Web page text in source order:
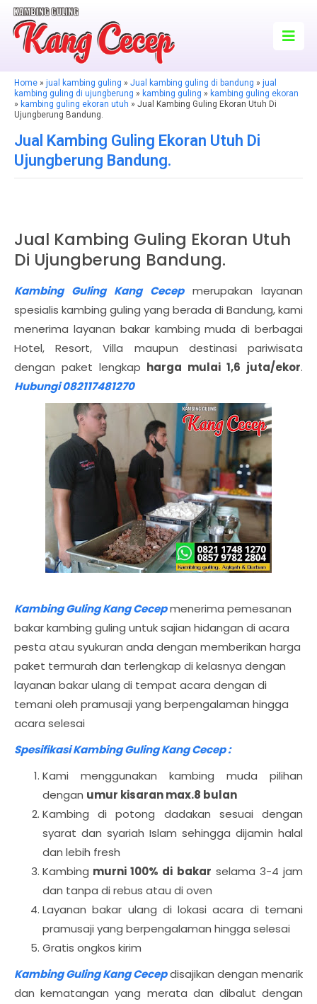
Home » jual kambing guling » Jual kambing guling di bandung » jual
kambing guling di ujungberung » kambing guling » kambing guling ekoran
» kambing guling ekoran utuh » Jual Kambing Guling Ekoran Utuh Di
Ujungberung Bandung.
Jual Kambing Guling Ekoran Utuh Di
Ujungberung Bandung.
Jual Kambing Guling Ekoran Utuh
Di Ujungberung Bandung.
Kambing Guling Kang Cecepmerupakan layanan
spesialis kambing guling yang berada di Bandung, kami
menerima layanan bakar kambing muda di berbagai
Hotel, Resort, Villa maupun destinasi pariwisata
dengan paket lengkap harga mulai 1,6 juta/ekor.
Hubungi 082117481270
Kambing Guling Kang Cecepmenerima pemesanan
bakar kambing guling untuk sajian hidangan di acara
pesta atau syukuran anda dengan memberikan harga
paket termurah dan terlengkap di kelasnya dengan
layanan bakar ulang di tempat acara dengan di
temani oleh pramusaji yang berpengalaman hingga
acara selesai
Spesifikasi Kambing Guling Kang Cecep :
Kami menggunakan kambing muda pilihan
dengan umur kisaran max.8 bulan
Kambing di potong dadakan sesuai dengan
syarat dan syariah Islam sehingga dijamin halal
dan lebih fresh
Kambing murni 100% di bakar selama 3-4 jam
dan tanpa di rebus atau di oven
Layanan bakar ulang di lokasi acara di temani
pramusaji yang berpengalaman hingga selesai
Gratis ongkos kirim
Kambing Guling Kang Cecepdisajikan dengan menarik
dan kematangan yang merata dan dibalut dengan